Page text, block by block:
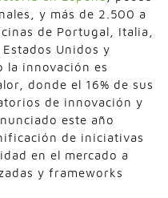
y más de 2.500 a
de Portugal, Italia,
Unidos y
la innovación es
donde el 16% de sus
de innovación y
este año
de iniciativas
en el mercado a
y frameworks